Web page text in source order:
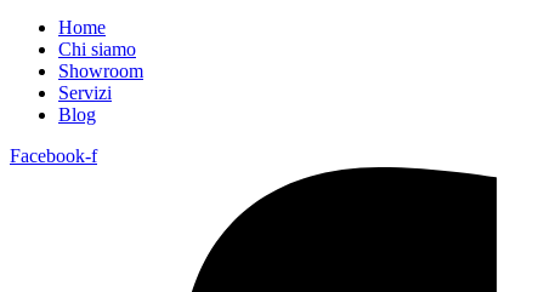
Home
Chi siamo
Showroom
Servizi
Blog
Facebook-f